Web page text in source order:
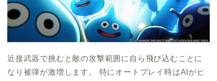
近接武器で挑むと敵の攻撃範囲に自ら飛び込むことに
なり被弾が激増します。 特にオートプレイ時はAIがヒ